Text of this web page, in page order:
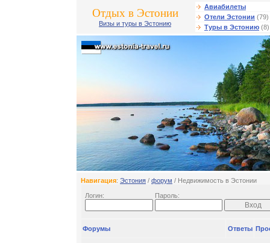
Отдых в Эстонии
Визы и туры в Эстонию
Авиабилеты
Отели Эстонии (79)
Туры в Эстонию (8)
Навигация: Эстония / форум / Недвижимость в Эстонии
Логин: Пароль:
Форумы Ответы